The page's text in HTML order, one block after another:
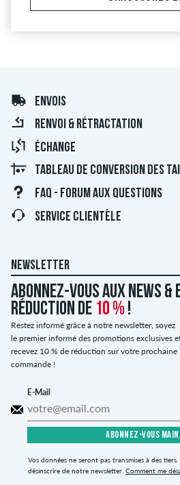
ENVOIS
RENVOI & RÉTRACTATION
ÉCHANGE
TABLEAU DE CONVERSION DES
FAQ - FORUM AUX QUESTIONS
SERVICE CLIENTÈLE
NEWSLETTER
Abonnez-vous aux news
réduction de 10 % !
Restez informé grâce à notre newsletter, soyez
le premier informé des promotions exclusives
recevez 10 % de réduction sur votre prochaine
commande !
E-Mail
ABONNEZ-VOUS
Vos données ne seront pas transmises à des
désinscrire de notre newsletter. Comment me